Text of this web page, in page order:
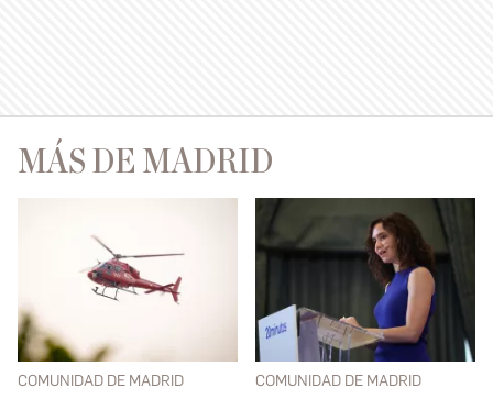
MÁS DE MADRID
COMUNIDAD DE MADRID COMUNIDAD DE MADRID